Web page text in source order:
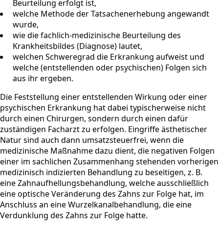
Beurteilung erfolgt ist,
welche Methode der Tatsachenerhebung angewandt
wurde,
wie die fachlich-medizinische Beurteilung des
Krankheitsbildes (Diagnose) lautet,
welchen Schweregrad die Erkrankung aufweist und
welche (entstellenden oder psychischen) Folgen sich
aus ihr ergeben.
Die Feststellung einer entstellenden Wirkung oder einer
psychischen Erkrankung hat dabei typischerweise nicht
durch einen Chirurgen, sondern durch einen dafür
zuständigen Facharzt zu erfolgen. Eingriffe ästhetischer
Natur sind auch dann umsatzsteuerfrei, wenn die
medizinische Maßnahme dazu dient, die negativen Folgen
einer im sachlichen Zusammenhang stehenden vorherigen
medizinisch indizierten Behandlung zu beseitigen, z. B.
eine Zahnaufhellungsbehandlung, welche ausschließlich
eine optische Veränderung des Zahns zur Folge hat, im
Anschluss an eine Wurzelkanalbehandlung, die eine
Verdunklung des Zahns zur Folge hatte.